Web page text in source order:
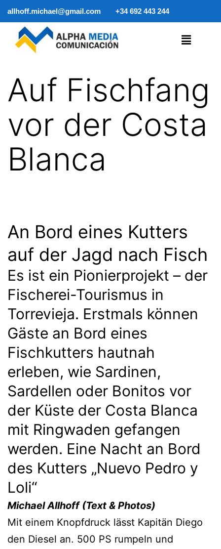
allhoff.michael@gmail.com +34 692 443 244
Auf Fischfang
vor der Costa
Blanca
An Bord eines Kutters
auf der Jagd nach Fisch
Es ist ein Pionierprojekt – der
Fischerei-Tourismus in
Torrevieja. Erstmals können
Gäste an Bord eines
Fischkutters hautnah
erleben, wie Sardinen,
Sardellen oder Bonitos vor
der Küste der Costa Blanca
mit Ringwaden gefangen
werden. Eine Nacht an Bord
des Kutters „Nuevo Pedro y
Loli“
Michael Allhoff (Text & Photos)
Mit einem Knopfdruck lässt Kapitän Diego
den Diesel an. 500 PS rumpeln und